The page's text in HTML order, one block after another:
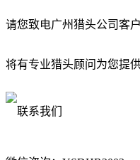
请您致电广州猎头公司客
将有专业猎头顾问为您提